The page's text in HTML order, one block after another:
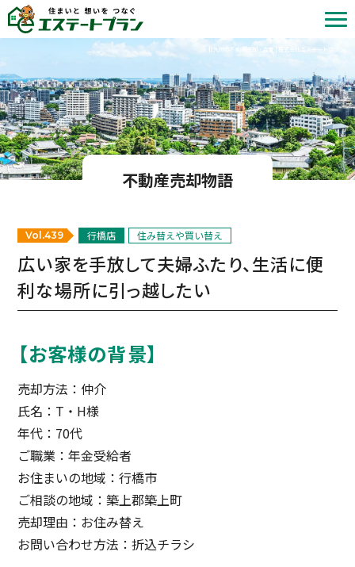
北九州の不動産売却・査定 | 株式会社エステートプラン
不動産売却物語
Vol.439 行橋店 住み替えや買い替え
広い家を手放して夫婦ふたり、生活に便
利な場所に引っ越したい
【お客様の背景】
売却方法：仲介
氏名：T・H様
年代：70代
ご職業：年金受給者
お住まいの地域：行橋市
ご相談の地域：築上郡築上町
売却理由：お住み替え
お問い合わせ方法：折込チラシ